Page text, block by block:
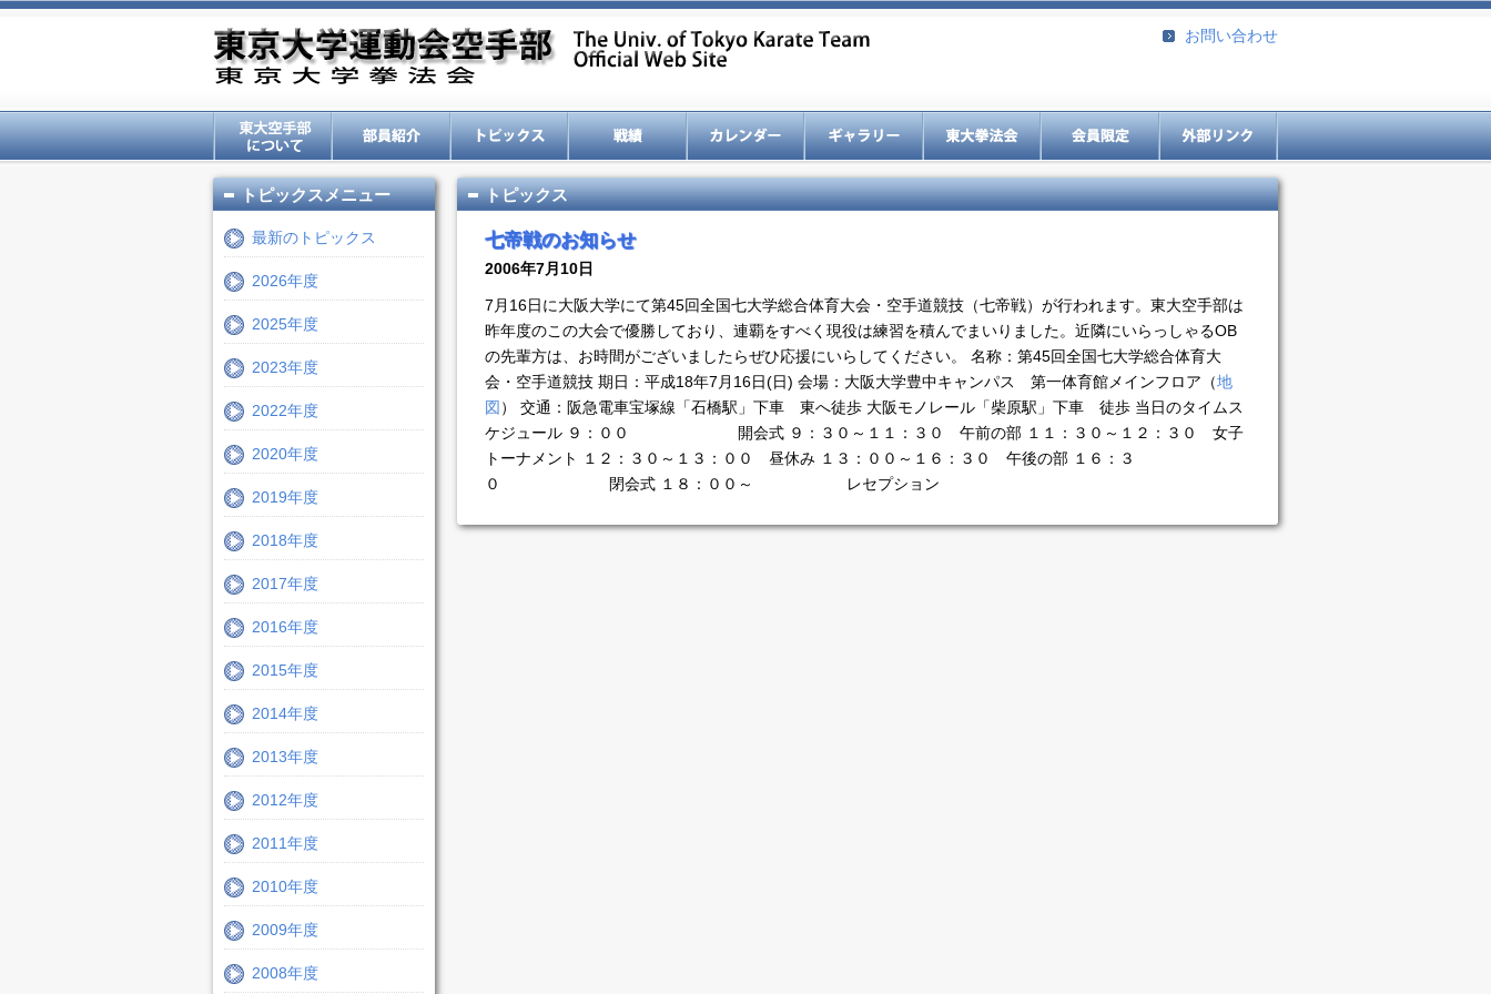
お問い合わせ
トピックスメニュー
最新のトピックス
2026年度
2025年度
2023年度
2022年度
2020年度
2019年度
2018年度
2017年度
2016年度
2015年度
2014年度
2013年度
2012年度
2011年度
2010年度
2009年度
2008年度
トピックス
七帝戦のお知らせ
2006年7月10日
7月16日に大阪大学にて第45回全国七大学総合体育大会・空手道競技（七帝戦）が行われます。東大空手部は
昨年度のこの大会で優勝しており、連覇をすべく現役は練習を積んでまいりました。近隣にいらっしゃるOB
の先輩方は、お時間がございましたらぜひ応援にいらしてください。 名称：第45回全国七大学総合体育大
会・空手道競技 期日：平成18年7月16日(日) 会場：大阪大学豊中キャンパス 第一体育館メインフロア（地
図 ） 交通：阪急電車宝塚線「石橋駅」下車 東へ徒歩 大阪モノレール「柴原駅」下車 徒歩 当日のタイムス
ケジュール ９：００ 開会式 ９：３０～１１：３０ 午前の部 １１：３０～１２：３０ 女子
トーナメント １２：３０～１３：００ 昼休み １３：００～１６：３０ 午後の部 １６：３
０ 閉会式 １８：００～ レセプション